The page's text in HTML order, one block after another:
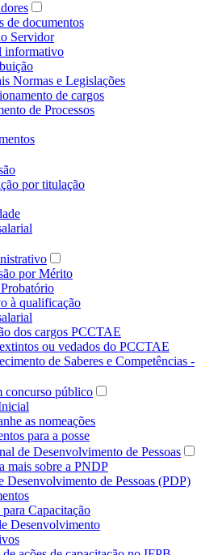
de documentos
Servidor
informativo
Normas e Legislações
de cargos
de Processos
por titulação
por Mérito
à qualificação
dos cargos PCCTAE
ou vedados do PCCTAE
de Saberes e Competências -
concurso público
as nomeações
para a posse
de Desenvolvimento de Pessoas
mais sobre a PNDP
Desenvolvimento de Pessoas (PDP)
Capacitação
Desenvolvimento